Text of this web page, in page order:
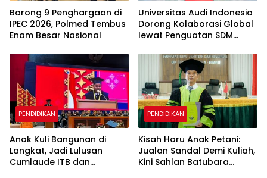
Borong 9 Penghargaan di
IPEC 2026, Polmed Tembus
Enam Besar Nasional
Universitas Audi Indonesia
Dorong Kolaborasi Global
lewat Penguatan SDM
PENDIDIKAN
Anak Kuli Bangunan di
Langkat, Jadi Lulusan
Cumlaude ITB dan
PENDIDIKAN
Kisah Haru Anak Petani:
Jualan Sandal Demi Kuliah,
Kini Sahlan Batubara